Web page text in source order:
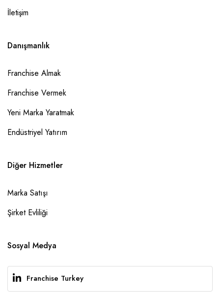
İletişim
Danışmanlık
Franchise Almak
Franchise Vermek
Yeni Marka Yaratmak
Endüstriyel Yatırım
Diğer Hizmetler
Marka Satışı
Şirket Evliliği
Sosyal Medya
Franchise Turkey